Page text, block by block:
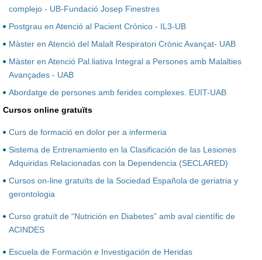
complejo - UB-Fundació Josep Finestres
Postgrau en Atenció al Pacient Crònico - IL3-UB
Màster en Atenció del Malalt Respiratori Crònic Avançat- UAB
Màster en Atenció Pal.liativa Integral a Persones amb Malalties
Avançades - UAB
Abordatge de persones amb ferides complexes. EUIT-UAB
Cursos online gratuïts
Curs de formació en dolor per a infermeria
Sistema de Entrenamiento en la Clasificación de las Lesiones
Adquiridas Relacionadas con la Dependencia (SECLARED)
Cursos on-line gratuïts de la Sociedad Española de geriatria y
gerontologia
Curso gratuït de “Nutrición en Diabetes” amb aval científic de
ACINDES
Escuela de Formación e Investigación de Heridas